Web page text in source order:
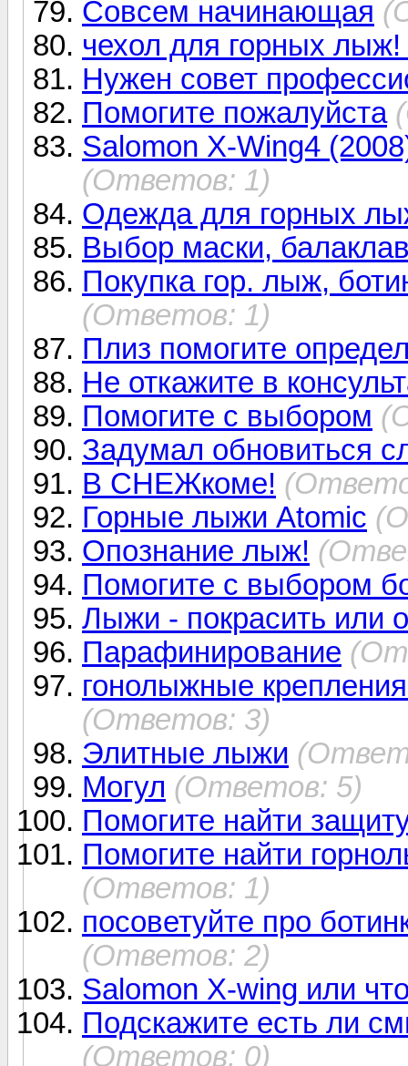
Совсем начинающая
чехол для горных
Нужен совет
Помогите пожалуйста
Salomon X-Wing4
(Ответов: 1)
Одежда для горных
Выбор маски,
Покупка гор. лыж,
(Ответов: 1)
Плиз помогите
Не откажите в
Помогите с выбором
Задумал обновиться
В СНЕЖкоме!
Горные лыжи Atomic
Опознание лыж!
Помогите с выбором
Лыжи - покрасить или
Парафинирование
гонолыжные
(Ответов: 3)
Элитные лыжи
Могул (Ответов: 5)
Помогите найти
Помогите найти
(Ответов: 1)
посоветуйте про
(Ответов: 2)
Salomon X-wing или
Подскажите есть ли
(Ответов: 0)